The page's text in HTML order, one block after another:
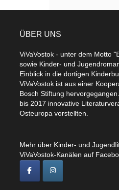
ÜBER UNS
ViVaVostok - unter dem Motto
sowie Kinder- und
Einblick in die dortigen
ViVaVostok ist aus einer
Bosch Stiftung
bis 2017 innovative
Osteuropa vorstellten.
Mehr über Kinder- und
ViVaVostok-Kanälen auf